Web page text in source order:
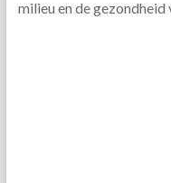
milieu en de gezondheid